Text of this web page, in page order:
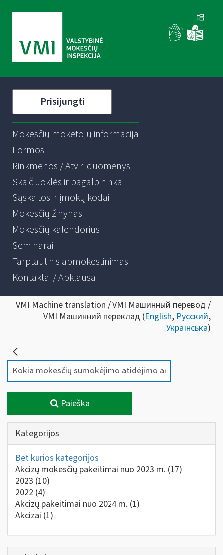
Prisijungti
Mokesčių mokėtojų informacija
Formos
Rinkmenos / Atviri duomenys
Skaičiuoklės ir pagalbininkai
Sąskaitos ir įmokų kodai
Mokesčių žinynas
Mokesčių kalendorius
Seminarai
Tarptautinis apmokestinimas
Kontaktai / Apklausa
VMI Machine translation / VMI Машинный перевод /
VMI Машинний переклад (English, Русский,
Українська)
Paieška
Kategorijos
Bet kurios kategorijos
Akcizų mokesčių pakeitimai nuo 2023 m. (17)
2023 (10)
2022 (4)
Akcizų pakeitimai nuo 2024 m. (1)
Akcizai (1)